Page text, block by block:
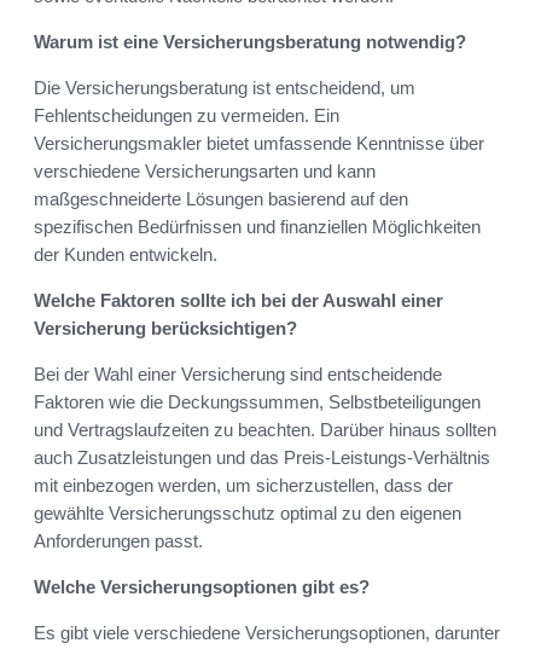
Warum ist eine Versicherungsberatung notwendig?
Die Versicherungsberatung ist entscheidend, um
Fehlentscheidungen zu vermeiden. Ein
Versicherungsmakler bietet umfassende Kenntnisse über
verschiedene Versicherungsarten und kann
maßgeschneiderte Lösungen basierend auf den
spezifischen Bedürfnissen und finanziellen Möglichkeiten
der Kunden entwickeln.
Welche Faktoren sollte ich bei der Auswahl einer
Versicherung berücksichtigen?
Bei der Wahl einer Versicherung sind entscheidende
Faktoren wie die Deckungssummen, Selbstbeteiligungen
und Vertragslaufzeiten zu beachten. Darüber hinaus sollten
auch Zusatzleistungen und das Preis-Leistungs-Verhältnis
mit einbezogen werden, um sicherzustellen, dass der
gewählte Versicherungsschutz optimal zu den eigenen
Anforderungen passt.
Welche Versicherungsoptionen gibt es?
Es gibt viele verschiedene Versicherungsoptionen, darunter